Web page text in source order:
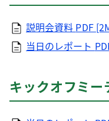
説明会資料 PDF
当日のレポート
キックオフミー